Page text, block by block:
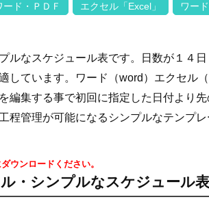
ド・ＰＤＦ
エクセル「Excel」
ワー
ルなスケジュール表です。日数が１４
しています。ワード（word）エクセル
編集する事で初回に指定した日付より
程管理が可能になるシンプルなテンプレ
ウンロードください。
・シンプルなスケジュール